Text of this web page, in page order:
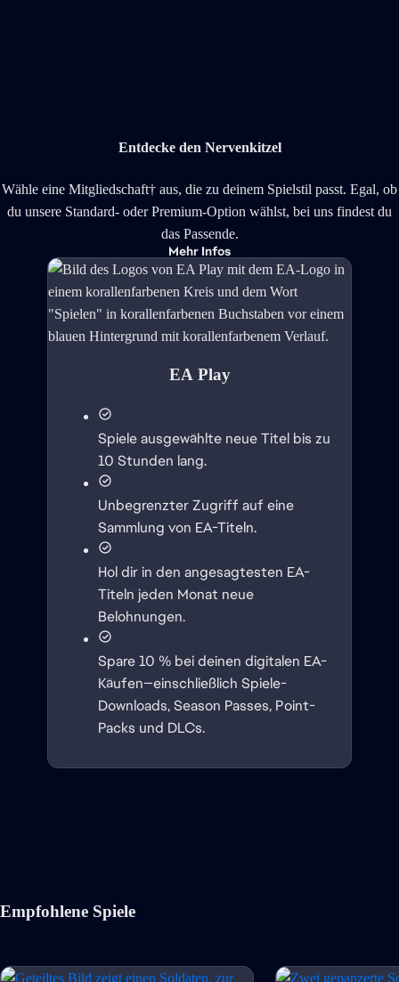
Entdecke den Nervenkitzel
Wähle eine Mitgliedschaft† aus, die zu deinem Spielstil passt. Egal, ob
du unsere Standard- oder Premium-Option wählst, bei uns findest du
das Passende.
Mehr Infos
EA Play
Spiele ausgewählte neue Titel bis zu
10 Stunden lang.
Unbegrenzter Zugriff auf eine
Sammlung von EA-Titeln.
Hol dir in den angesagtesten EA-
Titeln jeden Monat neue
Belohnungen.
Spare 10 % bei deinen digitalen EA-
Käufen—einschließlich Spiele-
Downloads, Season Passes, Point-
Packs und DLCs.
Empfohlene Spiele